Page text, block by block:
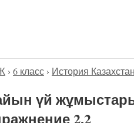
› 6 класс › История
үй жұмыстары
2.2